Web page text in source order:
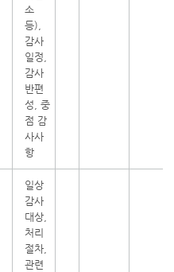
소
등),
감사
일정,
감사
반편
성, 중
점 감
사사
항
일상
감사
대상,
처리
절차,
관련